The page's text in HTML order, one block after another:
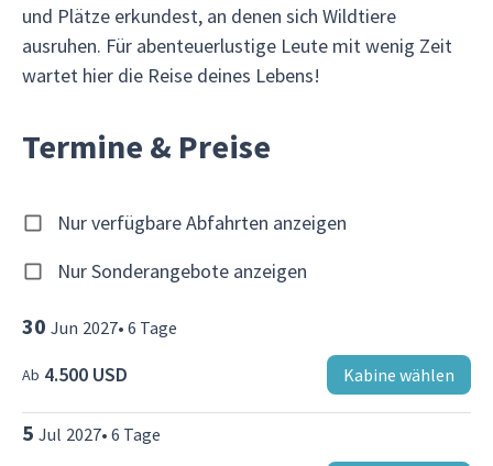
und Plätze erkundest, an denen sich Wildtiere
ausruhen. Für abenteuerlustige Leute mit wenig Zeit
wartet hier die Reise deines Lebens!
Termine & Preise
Nur verfügbare Abfahrten anzeigen
Nur Sonderangebote anzeigen
30 Jun 2027• 6 Tage
Ab 4.500 USD Kabine wählen
5 Jul 2027• 6 Tage